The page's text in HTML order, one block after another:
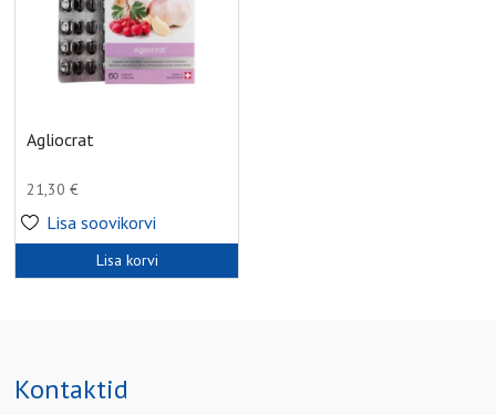
Agliocrat
21,30€
Lisa soovikorvi
Lisa korvi
Kontaktid